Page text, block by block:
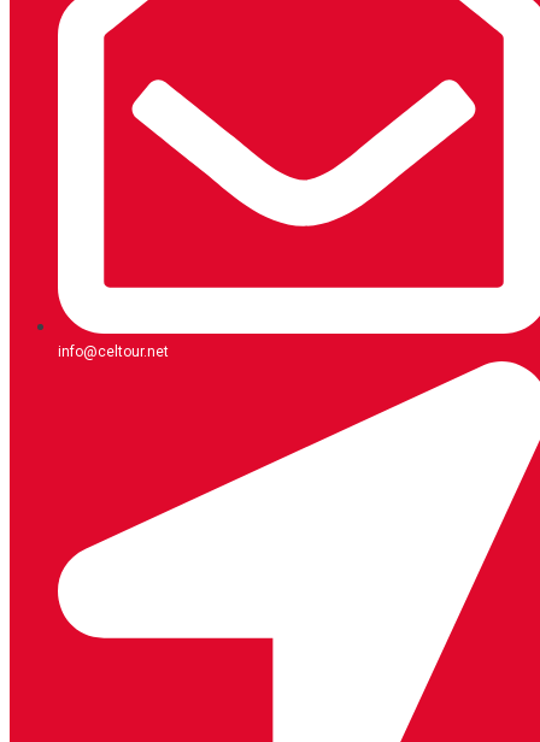
info@celtour.net